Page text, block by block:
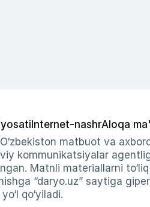
Internet-nashrAloqa
matbuot va
kommunikatsiyalar
Matnli materiallarni
“daryo.uz” saytiga
qo‘yiladi.